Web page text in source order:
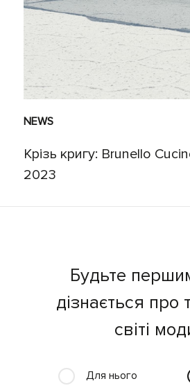
NEWS
Крізь кригу: Brunello
2023
Будьте
дізнається про
світі
Для нього